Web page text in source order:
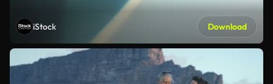
iStock Download